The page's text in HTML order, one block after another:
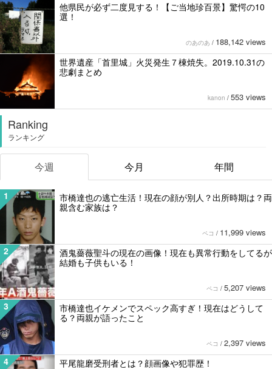
他県民が必ず二度見する！【ご当地珍百景】驚愕の10
選！
のあのあ / 188,142 views
世界遺産「首里城」火災発生７棟焼失。2019.10.31の
悲劇まとめ
kanon / 553 views
Ranking
ランキング
今週 今月 年間
1
市橋達也の逃亡生活！現在の顔が別人？出所時期は？両
親含む家族は？
ペコ / 11,999 views
2
酒鬼薔薇聖斗の現在の画像！現在も異常行動をしてるが
結婚も子供もいる！
ペコ / 5,207 views
3
市橋達也イケメンでスペック高すぎ！現在はどうして
る？両親が語ったこと
ペコ / 2,397 views
4 平尾龍磨受刑者とは？顔画像や犯罪歴！